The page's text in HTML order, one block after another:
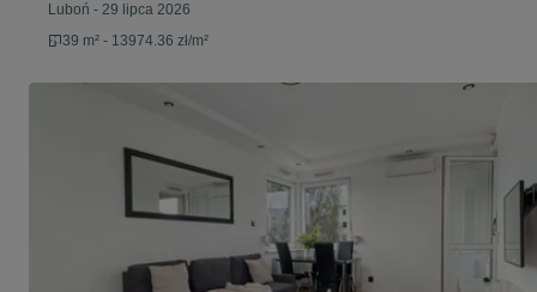
Luboń - 29 lipca 2026
39 m² - 13974.36 zł/m²